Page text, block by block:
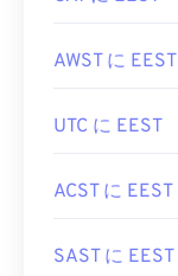
AWST に EEST
UTC に EEST
ACST に EEST
SAST に EEST